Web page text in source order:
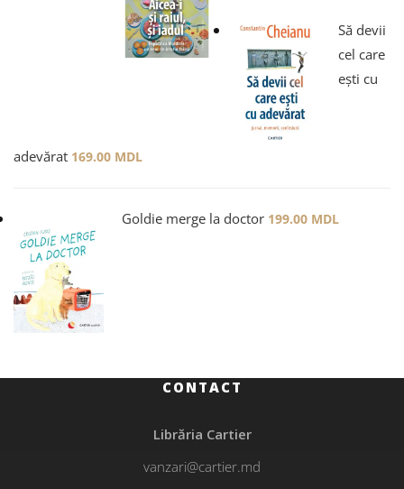
Să devii
cel care
ești cu
adevărat 169.00 MDL
Goldie merge la doctor 199.00 MDL
CONTACT
Librăria Cartier
vanzari@cartier.md